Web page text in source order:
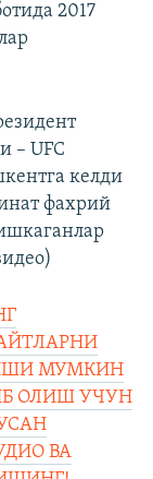
2017
– UFC
келди
фахрий
МУМКИН
ОЛИШ УЧУН
ВА